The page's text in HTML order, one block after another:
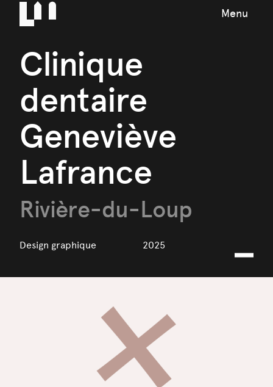
Menu
Clinique
dentaire
Geneviève
Lafrance
Rivière-du-Loup
Design graphique 2025